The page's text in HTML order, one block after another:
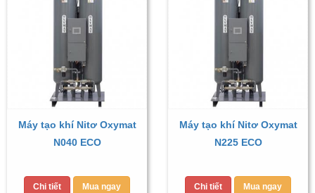
Máy tạo khí Nitơ Oxymat
N040 ECO
Chi tiết Mua ngay
Máy tạo khí Nitơ Oxymat
N225 ECO
Chi tiết Mua ngay